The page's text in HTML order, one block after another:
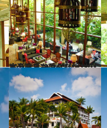
2014.12.29
文豪たちも愛した憧れのホテル「マンダリン オリエンタル バンコク」
旅＆お出かけ